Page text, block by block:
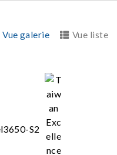
Vue galerie Vue liste